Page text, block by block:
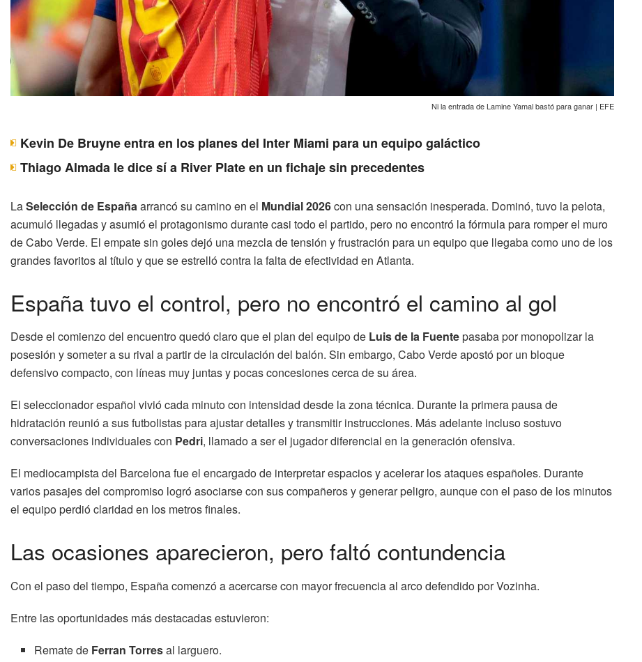
Ni la entrada de Lamine Yamal bastó para ganar | EFE
Kevin De Bruyne entra en los planes del Inter Miami para un equipo galáctico
Thiago Almada le dice sí a River Plate en un fichaje sin precedentes
LaSelección de Españaarrancó su camino en el Mundial 2026con una sensación inesperada. Dominó, tuvo la pelota,
acumuló llegadas y asumió el protagonismo durante casi todo el partido, pero no encontró la fórmula para romper el muro
de Cabo Verde. El empate sin goles dejó una mezcla de tensión y frustración para un equipo que llegaba como uno de los
grandes favoritos al título y que se estrelló contra la falta de efectividad en Atlanta.
España tuvo el control, pero no encontró el camino al gol
Desde el comienzo del encuentro quedó claro que el plan del equipo de Luis de la Fuentepasaba por monopolizar la
posesión y someter a su rival a partir de la circulación del balón. Sin embargo, Cabo Verde apostó por un bloque
defensivo compacto, con líneas muy juntas y pocas concesiones cerca de su área.
El seleccionador español vivió cada minuto con intensidad desde la zona técnica. Durante la primera pausa de
hidratación reunió a sus futbolistas para ajustar detalles y transmitir instrucciones. Más adelante incluso sostuvo
conversaciones individuales con Pedri, llamado a ser el jugador diferencial en la generación ofensiva.
El mediocampista del Barcelona fue el encargado de interpretar espacios y acelerar los ataques españoles. Durante
varios pasajes del compromiso logró asociarse con sus compañeros y generar peligro, aunque con el paso de los minutos
el equipo perdió claridad en los metros finales.
Las ocasiones aparecieron, pero faltó contundencia
Con el paso del tiempo, España comenzó a acercarse con mayor frecuencia al arco defendido por Vozinha.
Entre las oportunidades más destacadas estuvieron:
Remate de Ferran Torresal larguero.